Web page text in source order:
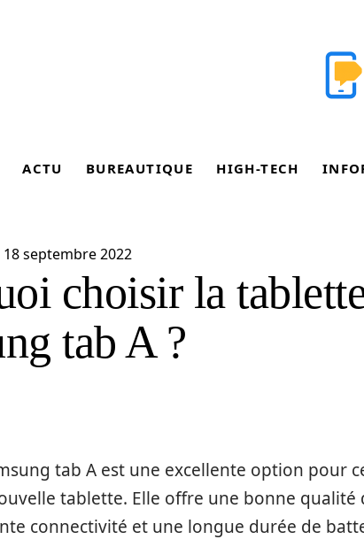
ACTU BUREAUTIQUE HIGH-TECH
18 septembre 2022
choisir la
tab A ?
tab A est une excellente option pour
tablette. Elle offre une bonne qualité
connectivité et une longue durée de